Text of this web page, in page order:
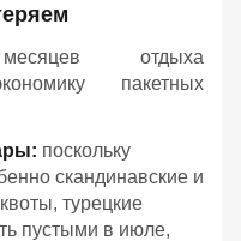
месяцев отдыха
пакетных
поскольку
скандинавские и
турецкие
пустыми в июле,